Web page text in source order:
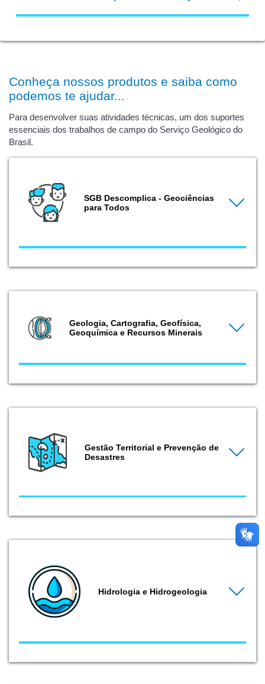
Conheça nossos produtos e saiba como
podemos te ajudar...
Para desenvolver suas atividades técnicas, um dos suportes
essenciais dos trabalhos de campo do Serviço Geológico do
Brasil.
SGB Descomplica - Geociências
para Todos
Geologia, Cartografia, Geofísica,
Geoquímica e Recursos Minerais
Gestão Territorial e Prevenção de
Desastres
Hidrologia e Hidrogeologia